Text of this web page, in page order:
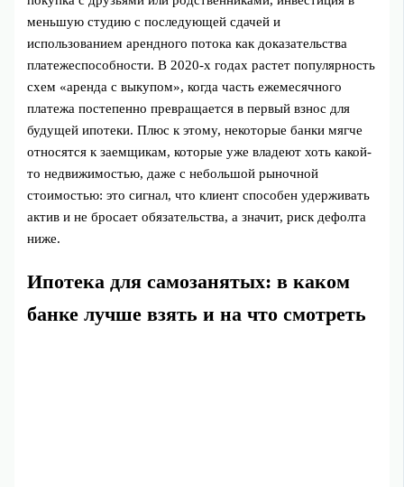
меньшую студию с последующей сдачей и
использованием арендного потока как доказательства
платежеспособности. В 2020‑х годах растет популярность
схем «аренда с выкупом», когда часть ежемесячного
платежа постепенно превращается в первый взнос для
будущей ипотеки. Плюс к этому, некоторые банки мягче
относятся к заемщикам, которые уже владеют хоть какой-
то недвижимостью, даже с небольшой рыночной
стоимостью: это сигнал, что клиент способен удерживать
актив и не бросает обязательства, а значит, риск дефолта
ниже.
Ипотека для самозанятых: в каком
банке лучше взять и на что смотреть